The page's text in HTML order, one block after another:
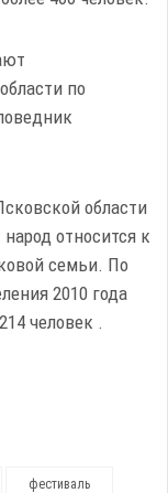
по
области
относится к
семьи. По
2010 года
человек .
фестиваль